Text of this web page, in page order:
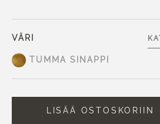
VÄRI
TUMMA SINAPPI
LISÄÄ OSTOSKORIIN